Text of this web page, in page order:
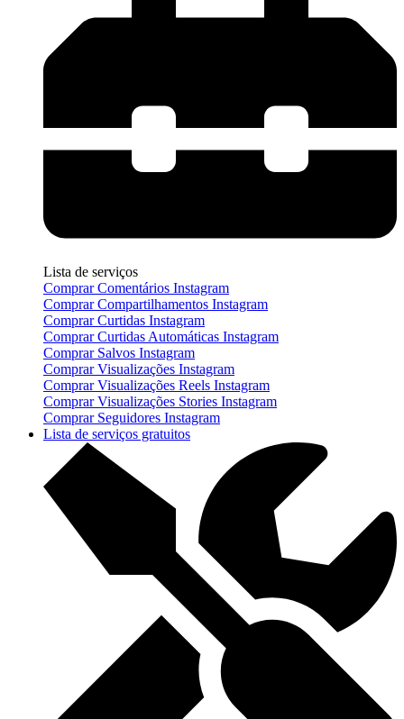
Lista de serviços
Comprar Comentários Instagram
Comprar Compartilhamentos Instagram
Comprar Curtidas Instagram
Comprar Curtidas Automáticas Instagram
Comprar Salvos Instagram
Comprar Visualizações Instagram
Comprar Visualizações Reels Instagram
Comprar Visualizações Stories Instagram
Comprar Seguidores Instagram
Lista de serviços gratuitos